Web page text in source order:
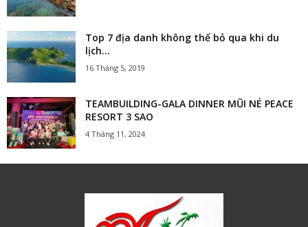
Top 7 địa danh không thể bỏ qua khi du
lịch...
16 Tháng 5, 2019
TEAMBUILDING-GALA DINNER MŨI NÉ PEACE
RESORT 3 SAO
4 Tháng 11, 2024